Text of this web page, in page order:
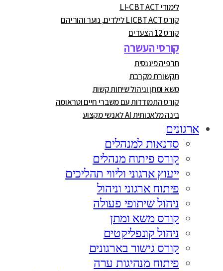
לימודי LI-CBT ACT
קורס LICBT ACT לילדים, נוער והוריהם
קורס 12 הצעדים
קורסי העשרה
תרפיה פיננסית
תקשורת מקרבת
משא ומתן וניהול שיחות קשות
קורס התמודדות עם משברי חיים וטראומה
בינה מלאכותית AI לאנשי מקצוע
ארגונים
סדנאות למנהלים
קורס פיתוח מנהלים
ייעוץ ארגוני וליווי תהליכים
פיתוח ארגוני וניהול
ניהול שיתופי פעולה
קורס משא ומתן
ניהול קונפליקטים
קורס גישור בארגונים
פיתוח מנהיגות ערה